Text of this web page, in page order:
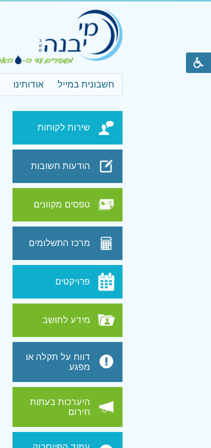
חשבונית במייל אודותינו
שירות לקוחות
הודעות חשובות
טפסים מקוונים
מרכז התשלומים
פרויקטים
מידע לתושב
דווח על תקלה או
מפגע
היערכות בעתות
חירום